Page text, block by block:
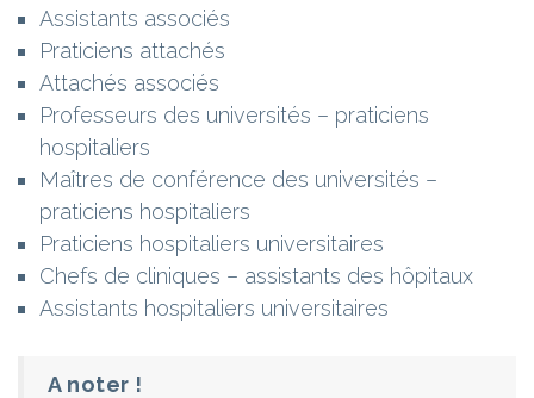
Assistants associés
Praticiens attachés
Attachés associés
Professeurs des universités – praticiens
hospitaliers
Maîtres de conférence des universités –
praticiens hospitaliers
Praticiens hospitaliers universitaires
Chefs de cliniques – assistants des hôpitaux
Assistants hospitaliers universitaires
A noter !